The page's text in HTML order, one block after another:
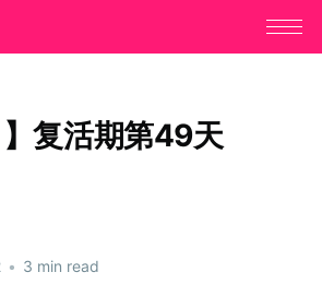
】复活期第49天
• 3 min read